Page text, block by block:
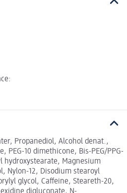
Propanediol, Alcohol denat.,
PEG-10 dimethicone, Bis-PEG/PPG-
hydroxystearate, Magnesium
Nylon-12, Disodium stearoyl
glycol, Caffeine, Steareth-20,